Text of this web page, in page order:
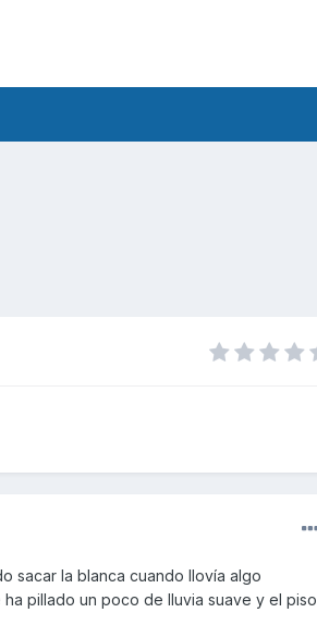
sacar la blanca cuando llovía algo
pillado un poco de lluvia suave y el piso